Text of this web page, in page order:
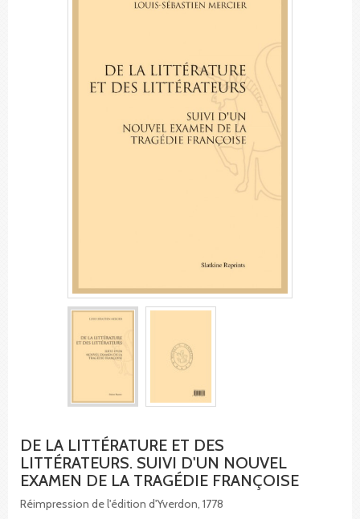
DE LA LITTÉRATURE ET DES
LITTÉRATEURS. SUIVI D'UN NOUVEL
EXAMEN DE LA TRAGÉDIE FRANÇOISE
Réimpression de l'édition d'Yverdon, 1778